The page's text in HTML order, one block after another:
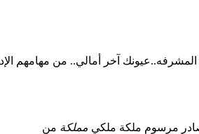
الخرج.. المشرف..فهودي.. المشرفه..عيونك آخر أمالي..
مرسوم ملكة ملكي مملكة من